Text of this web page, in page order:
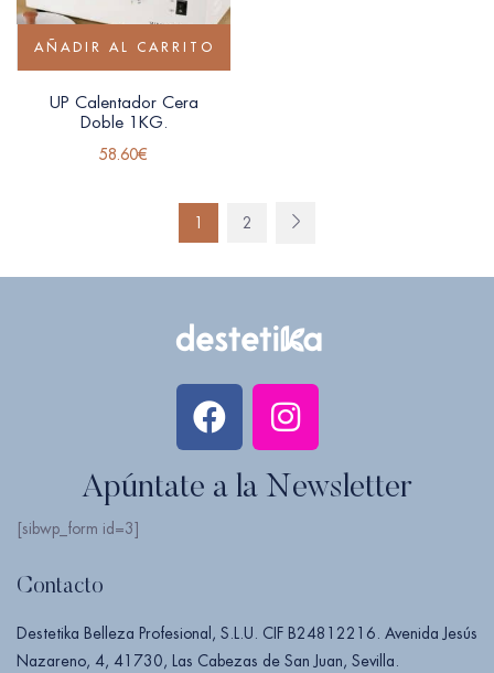
AÑADIR AL CARRITO
UP Calentador Cera
Doble 1KG.
58.60€
1 2
Apúntate a la Newsletter
[sibwp_form id=3]
Contacto
Destetika Belleza Profesional, S.L.U. CIF B24812216. Avenida Jesús
Nazareno, 4, 41730, Las Cabezas de San Juan, Sevilla.